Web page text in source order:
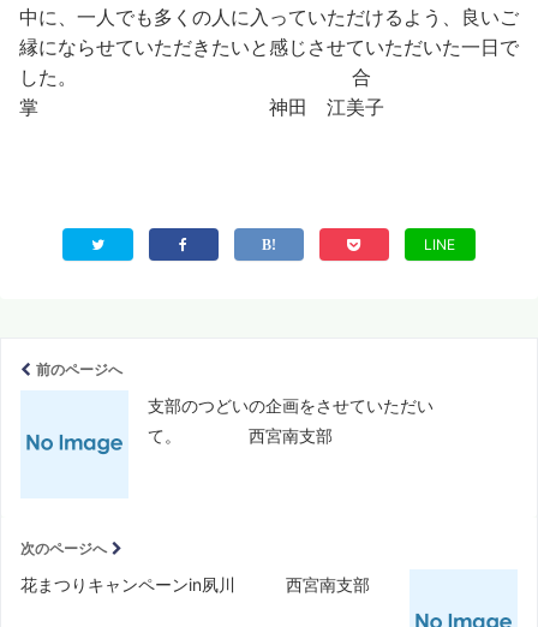
中に、一人でも多くの人に入っていただけるよう、良いご
縁にならせていただきたいと感じさせていただいた一日で
した。 合
掌 神田 江美子
LINE
前のページへ
支部のつどいの企画をさせていただい
て。 西宮南支部
次のページへ
花まつりキャンペーンin夙川 西宮南支部